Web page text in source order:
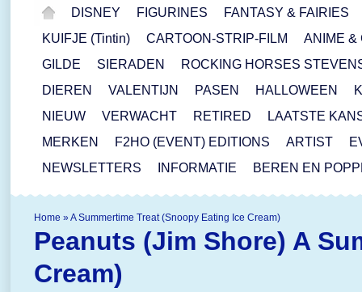
DISNEY FIGURINES
FANTASY & FAIRIES
KUIFJE (Tintin)
CARTOON-STRIP-FILM
ANIME &
GILDE
SIERADEN
ROCKING HORSES
DIEREN
VALENTIJN PASEN HALLOWEEN
NIEUW
VERWACHT RETIRED
LAATSTE
MERKEN
F2HO (EVENT) EDITIONS ARTIST
NEWSLETTERS
INFORMATIE BEREN EN
Home »A Summertime Treat (Snoopy Eating Ice Cream)
Peanuts (Jim Shore) A
Cream)